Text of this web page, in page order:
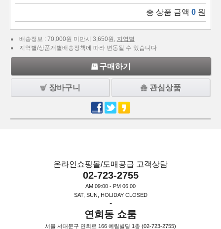
총 상품 금액 0 원
배송정보 : 70,000원 미만시 3,650원, 지역별
지역별/상품개별배송정책에 따라 변동될 수 있습니다
구매하기
장바구니 관심상품
온라인쇼핑몰/도매공급 고객상담
02-723-2755
AM 09:00 - PM 06:00
SAT, SUN, HOLIDAY CLOSED
-
연희동 쇼룸
서울 서대문구 연희로 166 예림빌딩 1층 (02-723-2755)